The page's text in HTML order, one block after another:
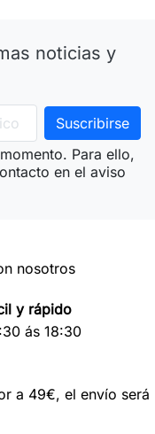
noticias y
Para ello,
en el aviso
nosotros
y rápido
ás 18:30
a 49€, el envío será